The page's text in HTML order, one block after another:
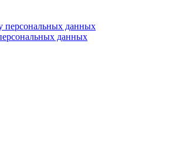
персональных данных
данных